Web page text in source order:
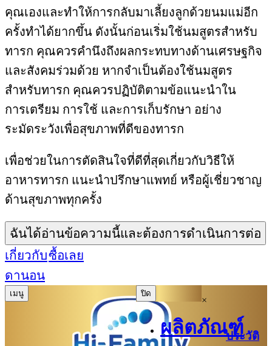
คุณเองและทำให้การกลับมาเลี้ยงลูกด้วยนมแม่อีก
ครั้งทำได้ยากขึ้น ดังนั้นก่อนเริ่มใช้นมสูตรสำหรับ
ทารก คุณควรคำนึงถึงผลกระทบทางด้านเศรษฐกิจ
และสังคมร่วมด้วย หากจำเป็นต้องใช้นมสูตร
สำหรับทารก คุณควรปฏิบัติตามข้อแนะนำใน
การเตรียม การใช้ และการเก็บรักษา อย่าง
ระมัดระวังเพื่อสุขภาพที่ดีของทารก
เพื่อช่วยในการตัดสินใจที่ดีที่สุดเกี่ยวกับวิธีให้
อาหารทารก แนะนำปรึกษาแพทย์ หรือผู้เชี่ยวชาญ
ด้านสุขภาพทุกครั้ง
ฉันได้อ่านข้อความนี้และต้องการดำเนินการต่อ
เกี่ยวกับ
ดานอน
ซื้อเลย
เมนู ปิด
ผลิตภัณฑ์
×
ประวัติ